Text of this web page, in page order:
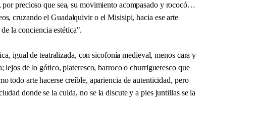
por precioso que sea, su movimiento acompasado y rococó…
cruzando el Guadalquivir o el Misisipi, hacia ese arte
la conciencia estética".
igual de teatralizada, con sicofonía medieval, menos cara y
lejos de lo gótico, plateresco, barroco o churrigueresco que
todo arte hacerse creíble, apariencia de autenticidad, pero
donde se la cuida, no se la discute y a pies juntillas se la